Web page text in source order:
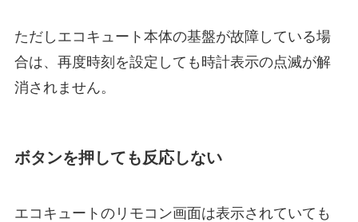
ただしエコキュート本体の基盤が故障している場
合は、再度時刻を設定しても時計表示の点滅が解
消されません。
ボタンを押しても反応しない
エコキュートのリモコン画面は表示されていても